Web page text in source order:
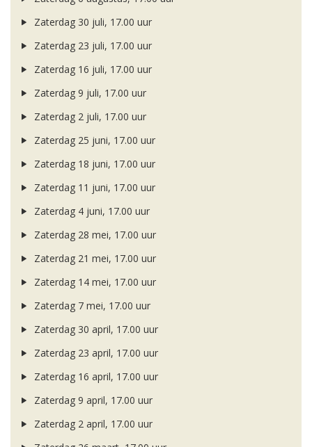
Zaterdag 30 juli, 17.00 uur
Zaterdag 23 juli, 17.00 uur
Zaterdag 16 juli, 17.00 uur
Zaterdag 9 juli, 17.00 uur
Zaterdag 2 juli, 17.00 uur
Zaterdag 25 juni, 17.00 uur
Zaterdag 18 juni, 17.00 uur
Zaterdag 11 juni, 17.00 uur
Zaterdag 4 juni, 17.00 uur
Zaterdag 28 mei, 17.00 uur
Zaterdag 21 mei, 17.00 uur
Zaterdag 14 mei, 17.00 uur
Zaterdag 7 mei, 17.00 uur
Zaterdag 30 april, 17.00 uur
Zaterdag 23 april, 17.00 uur
Zaterdag 16 april, 17.00 uur
Zaterdag 9 april, 17.00 uur
Zaterdag 2 april, 17.00 uur